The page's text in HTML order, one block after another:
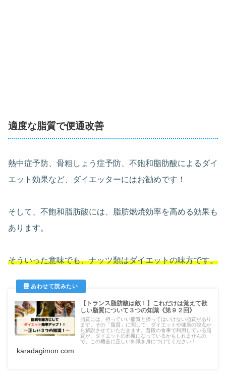
適度な脂質で便通改善
熱中症予防、骨粗しょう症予防、不飽和脂肪酸によるダイ
エット効果など、ダイエッターにはお勧めです！
そして、不飽和脂肪酸には、脂肪燃焼効率を高める効果も
あります。
そういった意味でも、ナッツ類はダイエットの味方です。
【トランス脂肪酸は敵！】これだけは覚えて欲
しい脂質について３つの知識《第９２回》
脂質には、摂っていい脂質と摂ってはいけない脂質があり
ます。その「脂質」に関して、ダイエットや健康の観点か
ら解説させていただきます。普段の食事で利用している脂
質が、ダイエットの邪魔になっているかもしれませんの
で、この機会に正しい知識を身につけてください！
karadagimon.com